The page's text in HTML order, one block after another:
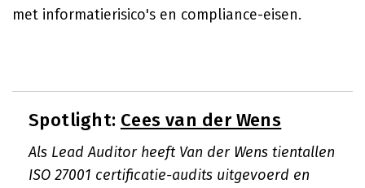
met informatierisico's en compliance-eisen.
Spotlight: Cees van der Wens
Als Lead Auditor heeft Van der Wens tientallen
ISO 27001 certificatie-audits uitgevoerd en